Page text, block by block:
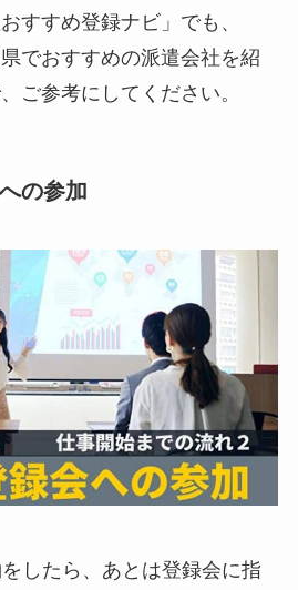
すすめ登録ナビ」でも、
でおすすめの派遣会社を紹
ご参考にしてください。
の参加
したら、あとは登録会に指